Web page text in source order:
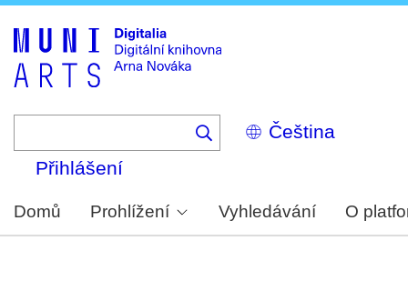
Select
your
Přihlášení
Domů Prohlížení Vyhledávání O